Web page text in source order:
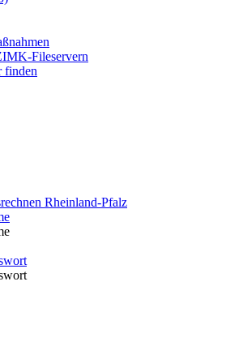
Fileservern
finden
Rheinland-Pfalz